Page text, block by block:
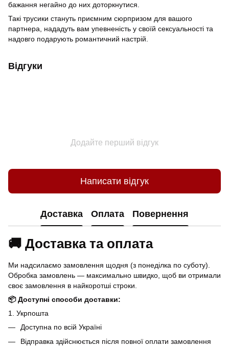
бажання негайно до них доторкнутися.
Такі трусики стануть приємним сюрпризом для вашого
партнера, нададуть вам упевненість у своїй сексуальності та
надовго подарують романтичний настрій.
Відгуки
Додайте перший відгук
Написати відгук
Доставка Оплата Повернення
🚚 Доставка та оплата
Ми надсилаємо замовлення щодня (з понеділка по суботу).
Обробка замовлень — максимально швидко, щоб ви отримали
своє замовлення в найкоротші строки.
📦 Доступні способи доставки:
1. Укрпошта
Доступна по всій Україні
Відправка здійснюється після повної оплати замовлення